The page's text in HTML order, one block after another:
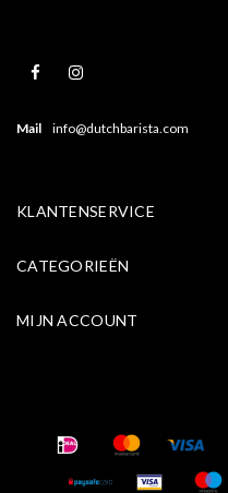
Mail info@dutchbarista.com
KLANTENSERVICE
CATEGORIEËN
MIJN ACCOUNT